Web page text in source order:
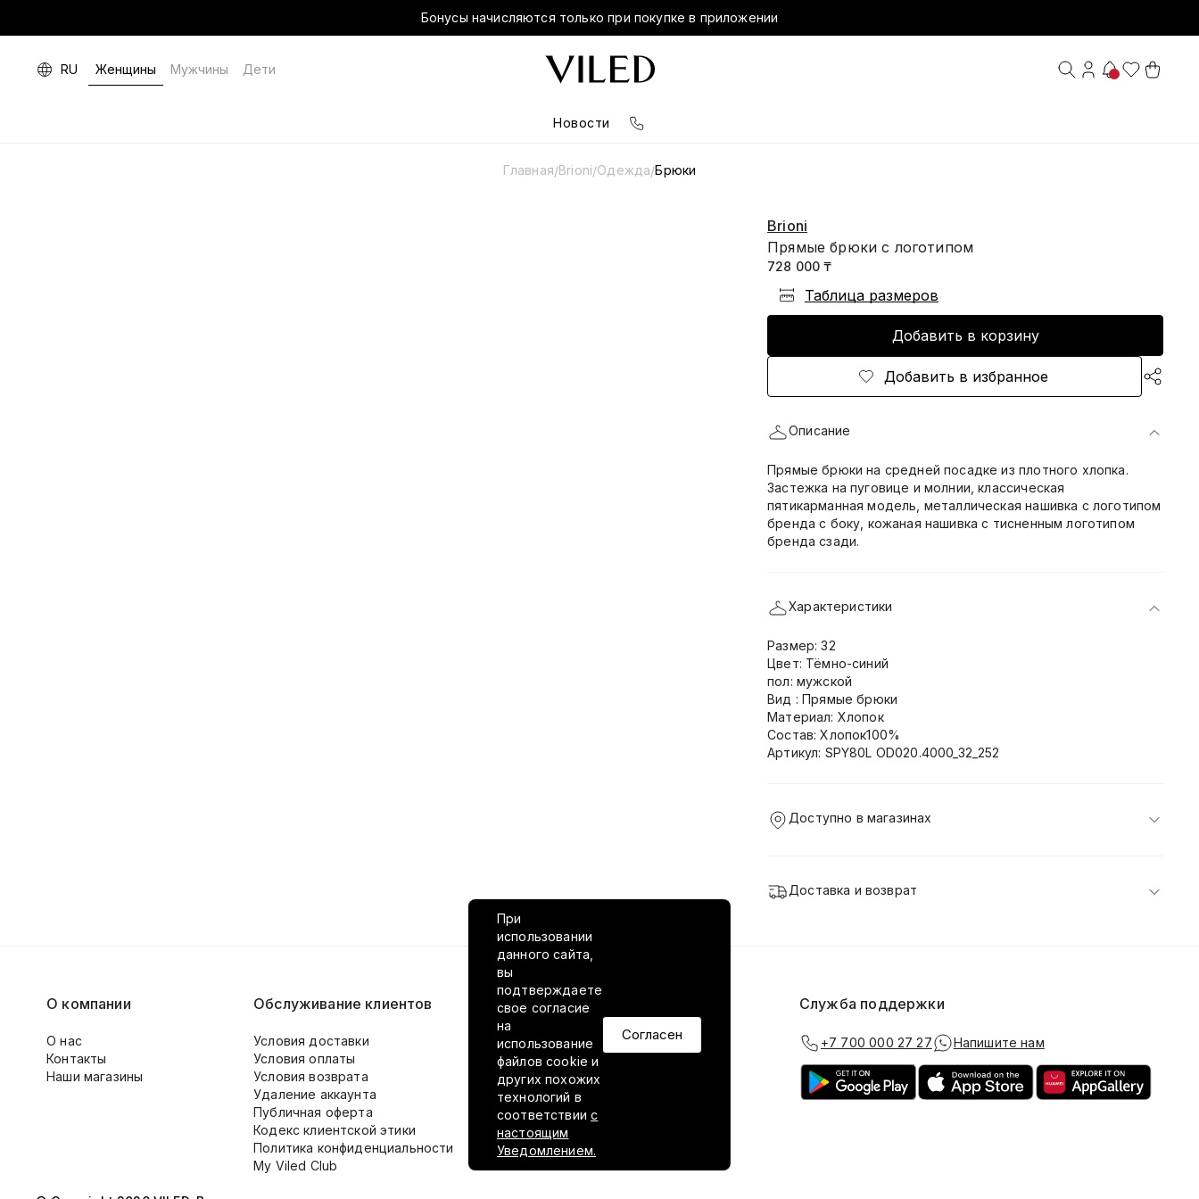
Бонусы начисляются только при покупке в приложении
RU Женщины Мужчины Дети
Новости
Главная/Brioni/Одежда/Брюки
Brioni
Прямые брюки с логотипом
728 000 ₸
Таблица размеров
Добавить в корзину
Добавить в избранное
Описание
Прямые брюки на средней посадке из плотного хлопка.
Застежка на пуговице и молнии, классическая
пятикарманная модель, металлическая нашивка с логотипом
бренда с боку, кожаная нашивка с тисненным логотипом
бренда сзади.
Характеристики
Размер: 32
Цвет: Тёмно-синий
пол: мужской
Вид : Прямые брюки
Материал: Хлопок
Состав: Хлопок100%
Артикул: SPY80L OD020.4000_32_252
Доступно в магазинах
Доставка и возврат
При
использовании
данного сайта,
вы
подтверждаете
свое согласие
на
использование
файлов cookie и
других похожих
технологий в
соответствиис
настоящим
Уведомлением.
Согласен
О компании
О нас
Контакты
Наши магазины
Обслуживание клиентов
Условия доставки
Условия оплаты
Условия возврата
Удаление аккаунта
Публичная оферта
Кодекс клиентской этики
Политика конфиденциальности
My Viled Club
VILED в соцсетях Служба поддержки
+7 700 000 27 27 Напишите нам